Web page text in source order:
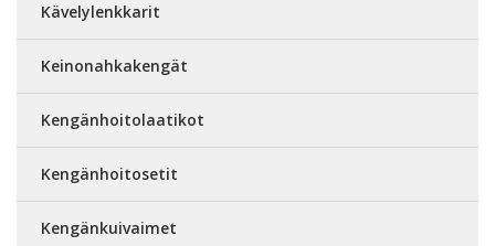
Kävelylenkkarit
Keinonahkakengät
Kengänhoitolaatikot
Kengänhoitosetit
Kengänkuivaimet